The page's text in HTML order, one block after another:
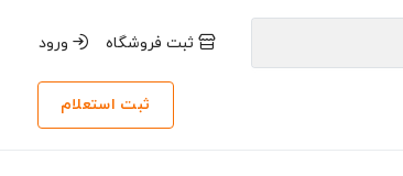
ثبت فروشگاه ورود
ثبت استعلام